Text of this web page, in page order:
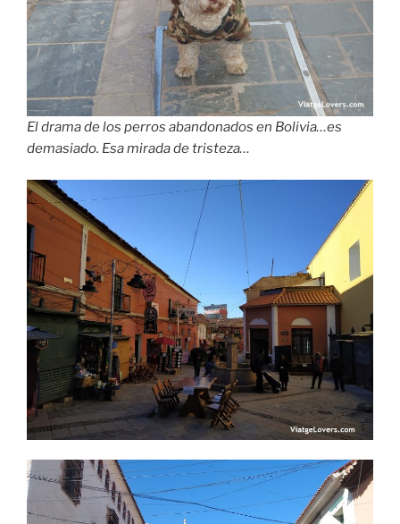
El drama de los perros abandonados en Bolivia…es
demasiado. Esa mirada de tristeza…